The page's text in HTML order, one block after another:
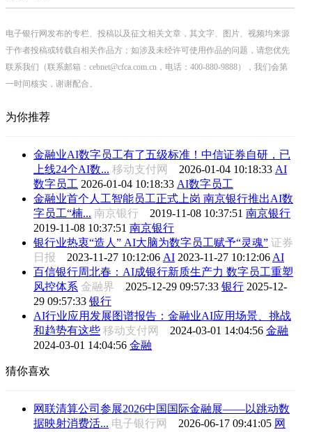
电子银行网发布的专栏、投稿以及征文相关文章，其文字、图片、视频均来源
于作者投稿或转载自相关作品方；如涉及未经许可使用作品的问题，请您优先
联系我们（联系邮箱：cebnet@cfca.com.cn，电话：400-880-9888），我们会第
一时间核实，谢谢配合。
为你推荐
金融业AI数字员工有了五级标准！中信证券自研，已
上线24个AI数... 移动支付网 2026-01-04 10:18:33 AI
数字员工 2026-01-04 10:18:33 AI数字员工
金融业首个人工智能员工正式上岗 南京银行推出AI数
字员工“楠... 南京银行 2019-11-08 10:37:51 南京银行
2019-11-08 10:37:51 南京银行
银行业热衷“造人” AI大脑为数字员工赋予“灵魂” 证券
日报 2023-11-27 10:12:06 AI 2023-11-27 10:12:06 AI
百信银行周北春：AI成银行新质生产力 数字员工重塑
风控体系 金融界 2025-12-29 09:57:33 银行 2025-12-
29 09:57:33 银行
AI行业应用发展图谱报告：金融业AI应用场景、挑战
和趋势有这些 移动支付网 2024-03-01 14:04:56 金融
2024-03-01 14:04:56 金融
猜你喜欢
网联清算公司参展2026中国国际金融展——以跳动数
据映射消费活... 电子银行网 2026-06-17 09:41:05 网